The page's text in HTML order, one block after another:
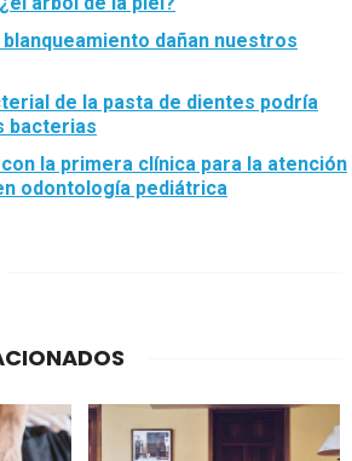
dañan nuestros
de la pasta de dientes podría
bacterias
la primera clínica para la atención
odontología pediátrica